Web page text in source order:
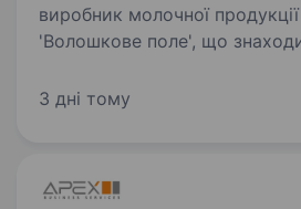
виробник молочної
'Волошкове поле', що
Вимоги: Відповідальність Пунктуальність
3 дні тому